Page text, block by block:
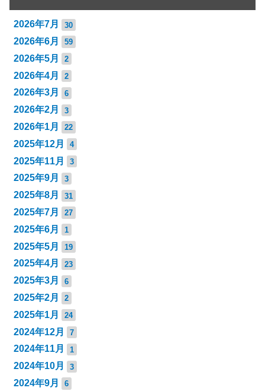
2026年7月 30
2026年6月 59
2026年5月 2
2026年4月 2
2026年3月 6
2026年2月 3
2026年1月 22
2025年12月 4
2025年11月 3
2025年9月 3
2025年8月 31
2025年7月 27
2025年6月 1
2025年5月 19
2025年4月 23
2025年3月 6
2025年2月 2
2025年1月 24
2024年12月 7
2024年11月 1
2024年10月 3
2024年9月 6